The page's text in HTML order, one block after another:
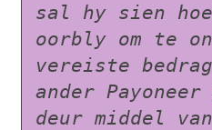
sal hy sien
oorbly om te
vereiste
ander
deur middel